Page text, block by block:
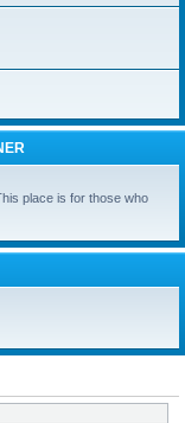
place is for those who